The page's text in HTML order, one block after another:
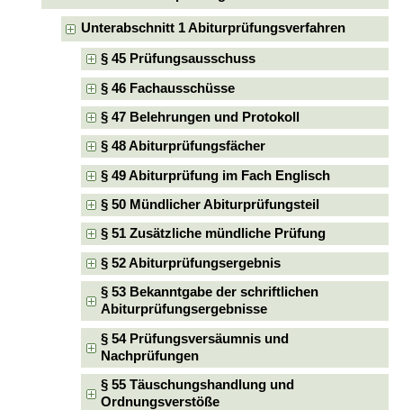
Unterabschnitt 1 Abiturprüfungsverfahren
§ 45 Prüfungsausschuss
§ 46 Fachausschüsse
§ 47 Belehrungen und Protokoll
§ 48 Abiturprüfungsfächer
§ 49 Abiturprüfung im Fach Englisch
§ 50 Mündlicher Abiturprüfungsteil
§ 51 Zusätzliche mündliche Prüfung
§ 52 Abiturprüfungsergebnis
§ 53 Bekanntgabe der schriftlichen
Abiturprüfungsergebnisse
§ 54 Prüfungsversäumnis und
Nachprüfungen
§ 55 Täuschungshandlung und
Ordnungsverstöße